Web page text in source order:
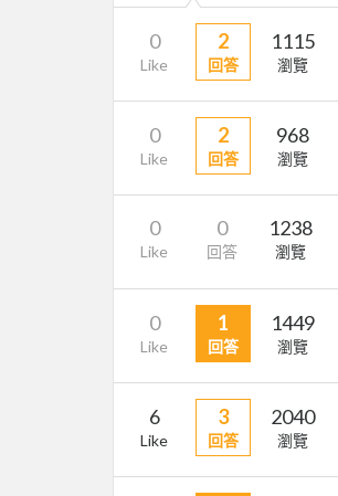
0
Like
2
回答
1115
瀏覽
0
Like
2
回答
968
瀏覽
0
Like
0
回答
1238
瀏覽
0
Like
1
回答
1449
瀏覽
6
Like
3
回答
2040
瀏覽